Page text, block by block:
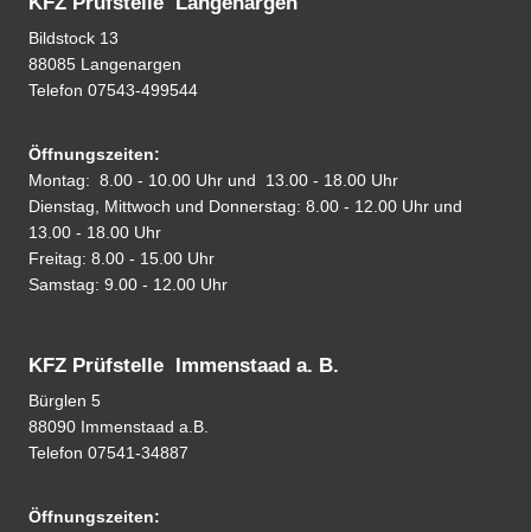
Bildstock 13
88085 Langenargen
Telefon 07543-499544
Öffnungszeiten:
Montag: 8.00 - 10.00 Uhr und 13.00 - 18.00 Uhr
Dienstag, Mittwoch und Donnerstag: 8.00 - 12.00 Uhr und
13.00 - 18.00 Uhr
Freitag: 8.00 - 15.00 Uhr
Samstag: 9.00 - 12.00 Uhr
KFZ Prüfstelle Immenstaad a. B.
Bürglen 5
88090 Immenstaad a.B.
Telefon 07541-34887
Öffnungszeiten: